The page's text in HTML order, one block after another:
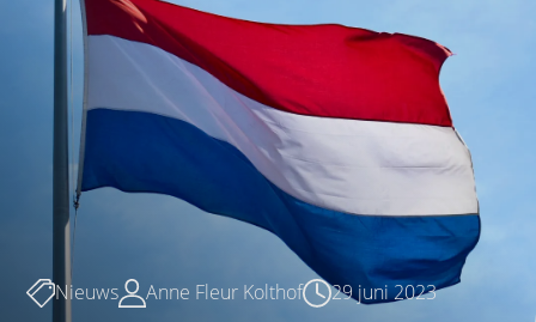
Nieuws Anne Fleur Kolthof 29 juni 2023